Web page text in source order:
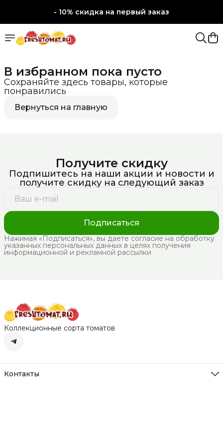
- 10% скидка на первый заказ
- 10% скидка на первый заказ
В избранном пока пусто
Сохраняйте здесь товары, которые
понравились
Вернуться на главную
Получите скидку
Подпишитесь на наши акции и новости и
получите скидку на следующий заказ
Подписаться
Нажимая «Подписаться», вы даете согласие на обработку
указанных персональных данных в целях получения
информационной и рекламной рассылки
Коллекционные сорта томатов
Контакты